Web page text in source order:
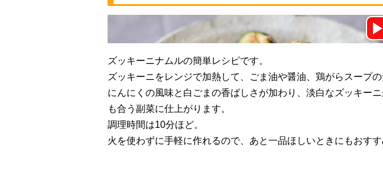
チャンネル登録をお願いします！⇒
ズッキーニナムルの簡単レシピです。
ズッキーニをレンジで加熱して、ごま油や醤油、鶏がらスープの
にんにくの風味と白ごまの香ばしさが加わり、淡白なズッキー
も合う副菜に仕上がります。
調理時間は10分ほど。
火を使わずに手軽に作れるので、あと一品ほしいときにもおすす